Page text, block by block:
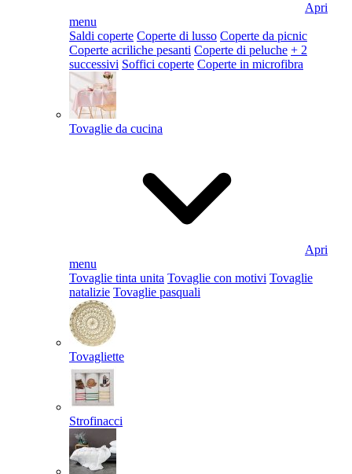
Apri
menu
Saldi coperte Coperte di lusso Coperte da picnic
Coperte acriliche pesanti Coperte di peluche + 2
successivi Soffici coperte Coperte in microfibra
Tovaglie da cucina
Apri
menu
Tovaglie tinta unita Tovaglie con motivi Tovaglie
natalizie Tovaglie pasquali
Tovagliette
Strofinacci